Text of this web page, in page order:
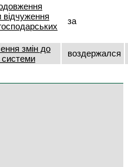
відчуження
за
змін до
системи
воздержался